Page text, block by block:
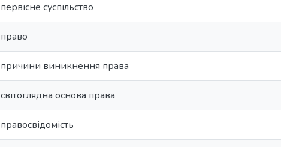
первісне суспільство
право
причини виникнення права
світоглядна основа права
правосвідомість